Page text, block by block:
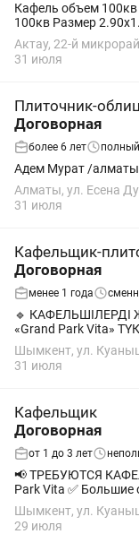
Кафель объем 100кв Размер
100кв Размер 2.90х1.15 Адрес: 22мкр
8️⃣7️⃣0️⃣1️⃣5116060
Актау, 22-й
31 июля
Плиточник-
Договорная
более 6 лет
Адем Мурат /
Алматы, ул. Есена
31 июля
Кафельщик-
Договорная
менее 1 года
🔹 КАФЕЛЬШІЛЕРДІ
«Grand Park Vita» ТҮК 📍 Шымкент қ. 📐 Жұмыс көлемі үлкен ✔️
Тұрақты жұмыспен қамту ✔️ Уақытылы
Шымкент, ул.
31 июля
Кафельщик
Договорная
от 1 до 3 лет
📢 ТРЕБУЮТСЯ КАФЕЛЬЩИКИ! 📍 г.
Park Vita ✅ Большие объемы работ. ✅ Своевременная оплата.
✅ Постоянная загрузка. 💰 Расценки: Кафель на
тг/м² Кафель на
Шымкент, ул.
29 июля